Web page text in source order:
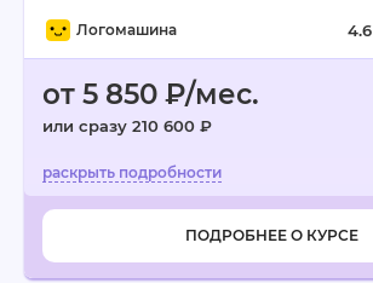
Логомашина 4.6
от 5 850 ₽/мес.
или сразу 210 600 ₽
ПОДРОБНЕЕ О КУРСЕ